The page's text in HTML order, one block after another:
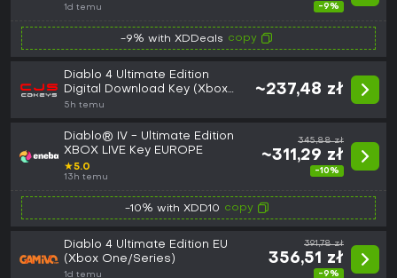
1d temu -9%
-9% with XDDeals copy
Diablo 4 Ultimate Edition
Digital Download Key (Xbox
One/Series X): Europe
5h temu
~237,48 zł
Diablo® IV - Ultimate Edition
XBOX LIVE Key EUROPE
★5.0
13h temu
345,88 zł
~311,29 zł
-10%
-10% with XDD10 copy
Diablo 4 Ultimate Edition EU
(Xbox One/Series)
1d temu
391,78 zł
356,51 zł
-9%